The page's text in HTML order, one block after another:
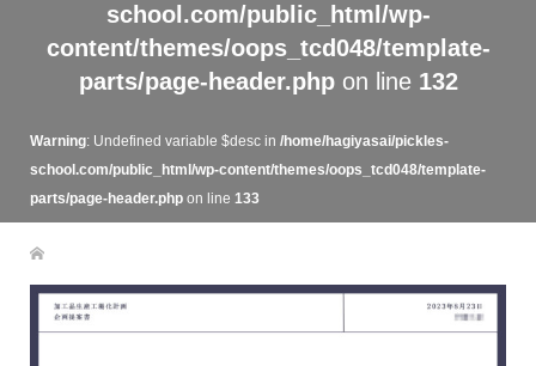
school.com/public_html/wp-
content/themes/oops_tcd048/template-
parts/page-header.phpon line 132
Warning: Undefined variable $desc in /home/hagiyasai/pickles-
school.com/public_html/wp-content/themes/oops_tcd048/template-
parts/page-header.phpon line 133